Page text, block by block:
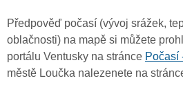
Předpověď počasí (vývoj srážek,
oblačnosti) na mapě si můžete
portálu Ventusky na stránce Počasí
městě Loučka nalezenete na